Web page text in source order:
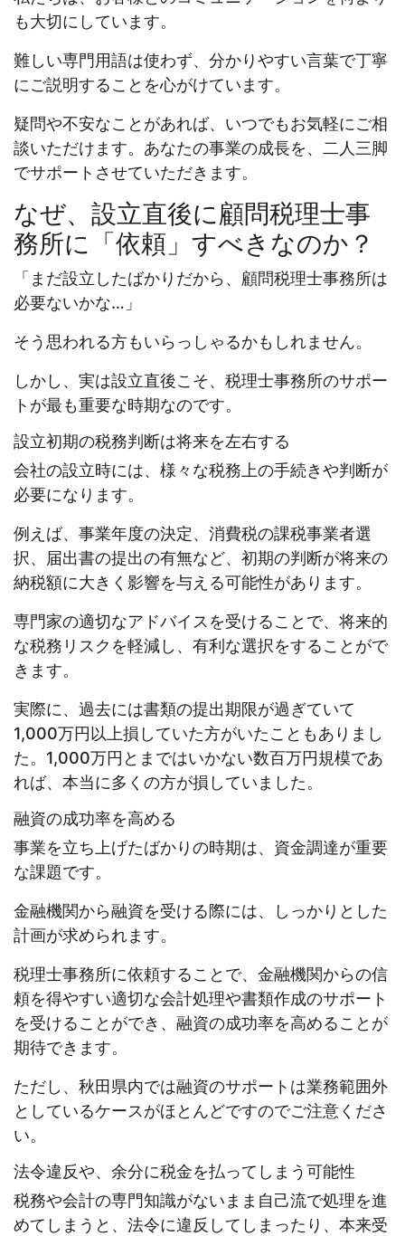
も大切にしています。
難しい専門用語は使わず、分かりやすい言葉で丁寧
にご説明することを心がけています。
疑問や不安なことがあれば、いつでもお気軽にご相
談いただけます。あなたの事業の成長を、二人三脚
でサポートさせていただきます。
なぜ、設立直後に顧問税理士事
務所に「依頼」すべきなのか？
「まだ設立したばかりだから、顧問税理士事務所は
必要ないかな…」
そう思われる方もいらっしゃるかもしれません。
しかし、実は設立直後こそ、税理士事務所のサポー
トが最も重要な時期なのです。
設立初期の税務判断は将来を左右する
会社の設立時には、様々な税務上の手続きや判断が
必要になります。
例えば、事業年度の決定、消費税の課税事業者選
択、届出書の提出の有無など、初期の判断が将来の
納税額に大きく影響を与える可能性があります。
専門家の適切なアドバイスを受けることで、将来的
な税務リスクを軽減し、有利な選択をすることがで
きます。
実際に、過去には書類の提出期限が過ぎていて
1,000万円以上損していた方がいたこともありまし
た。1,000万円とまではいかない数百万円規模であ
れば、本当に多くの方が損していました。
融資の成功率を高める
事業を立ち上げたばかりの時期は、資金調達が重要
な課題です。
金融機関から融資を受ける際には、しっかりとした
計画が求められます。
税理士事務所に依頼することで、金融機関からの信
頼を得やすい適切な会計処理や書類作成のサポート
を受けることができ、融資の成功率を高めることが
期待できます。
ただし、秋田県内では融資のサポートは業務範囲外
としているケースがほとんどですのでご注意くださ
い。
法令違反や、余分に税金を払ってしまう可能性
税務や会計の専門知識がないまま自己流で処理を進
めてしまうと、法令に違反してしまったり、本来受